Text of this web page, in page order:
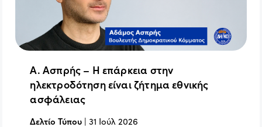
Α. Ασπρής – Η επάρκεια στην
ηλεκτροδότηση είναι ζήτημα εθνικής
ασφάλειας
Δελτίο Τύπου |31 Ιούλ 2026